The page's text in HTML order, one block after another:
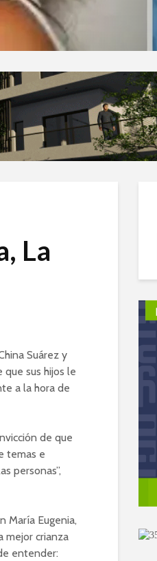
La
Suárez y
sus hijos le
a la hora de
de que
temas e
personas”,
María Eugenia,
mejor crianza
entender: